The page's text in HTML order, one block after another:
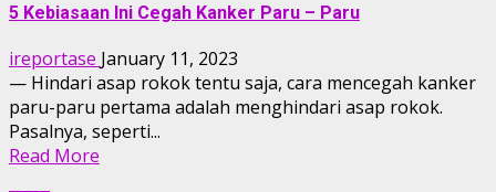
5 Kebiasaan Ini Cegah Kanker Paru – Paru
ireportase January 11, 2023
— Hindari asap rokok tentu saja, cara mencegah kanker
paru-paru pertama adalah menghindari asap rokok.
Pasalnya, seperti...
Read More